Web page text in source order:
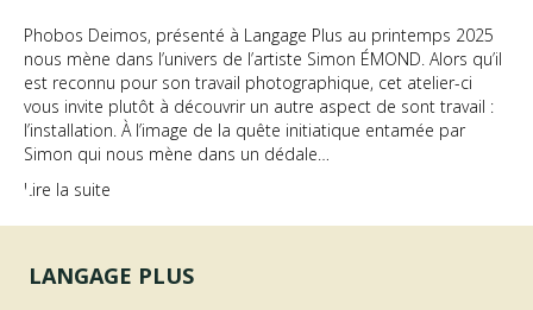
Phobos Deimos, présenté à Langage Plus au printemps 2025
nous mène dans l’univers de l’artiste Simon ÉMOND. Alors qu’il
est reconnu pour son travail photographique, cet atelier-ci
vous invite plutôt à découvrir un autre aspect de sont travail :
l’installation. À l’image de la quête initiatique entamée par
Simon qui nous mène dans un dédale…
Lire la suite
LANGAGE PLUS